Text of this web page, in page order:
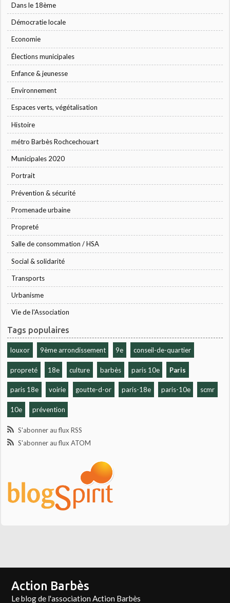
Dans le 18ème
Démocratie locale
Economie
Élections municipales
Enfance & jeunesse
Environnement
Espaces verts, végétalisation
Histoire
métro Barbès Rochcechouart
Municipales 2020
Portrait
Prévention & sécurité
Promenade urbaine
Propreté
Salle de consommation / HSA
Social & solidarité
Transports
Urbanisme
Vie de l'Association
Tags populaires
louxor 9ème arrondissement 9e conseil-de-quartier
propreté 18e culture barbès paris 10e Paris
paris 18e voirie goutte-d-or paris-18e paris-10e scmr
10e prévention
S'abonner au flux RSS
S'abonner au flux ATOM
Action Barbès
Le blog de l'association Action Barbès